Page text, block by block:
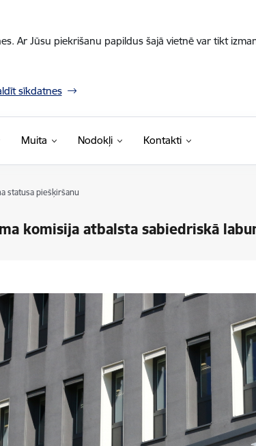
Ar Jūsu piekrišanu papildus šajā vietnē var tikt
sīkdatnes
Muita Nodokļi Kontakti
statusa piešķiršanu
komisija atbalsta sabiedriskā